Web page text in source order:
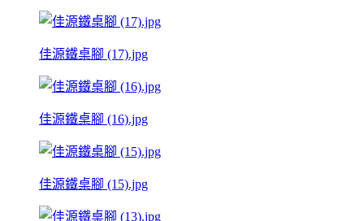
佳源鐵桌腳 (17).jpg
佳源鐵桌腳 (16).jpg
佳源鐵桌腳 (15).jpg